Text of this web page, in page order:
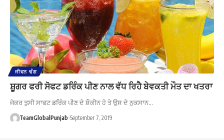
ਜੀਵਨ ਢੰਗ
ਸ਼ੂਗਰ ਫਰੀ ਸੋਫਟ ਡਰਿੰਕ ਪੀਣ ਨਾਲ ਵੱਧ ਰਿਹੈ ਬੇਵਕਤੀ ਮੌਤ ਦਾ ਖਤਰਾ
ਜੇਕਰ ਤੁਸੀ ਸਾਫਟ ਡਰਿੰਕ ਪੀਣ ਦੇ ਸ਼ੌਕੀਨ ਹੋ ਤੇ ਉਸ ਦੇ ਨੁਕਸਾਨ…
TeamGlobalPunjab September 7, 2019